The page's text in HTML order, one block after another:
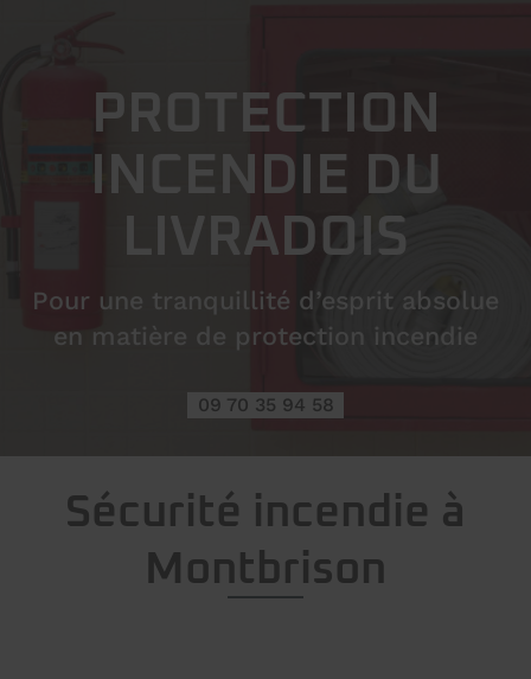
PROTECTION
INCENDIE DU
LIVRADOIS
Pour une tranquillité d’esprit absolue
en matière de protection incendie
09 70 35 94 58
Sécurité incendie à
Montbrison